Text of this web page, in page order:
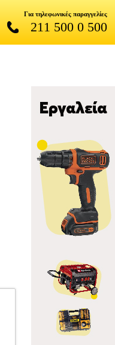
Για τηλεφωνικές παραγγελίες
211 500 0 500